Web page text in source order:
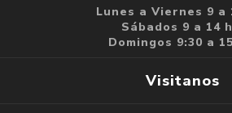
Lunes a Viernes 9 a
Sábados 9 a 14
Domingos 9:30 a
Visitanos